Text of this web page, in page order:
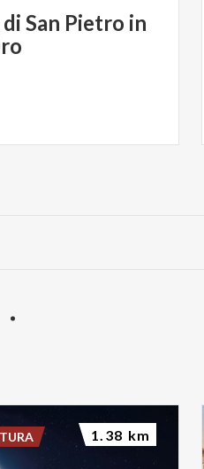
San Pietro in
1.38 km